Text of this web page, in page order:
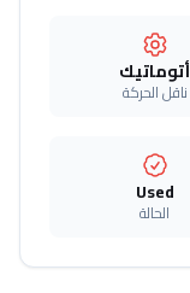
أتوماتيك‎
ناقل الحركة
Used
الحالة